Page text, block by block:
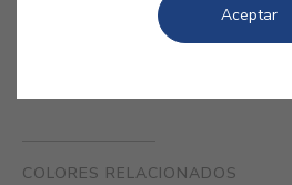
COLORES RELACIONADOS
Aceptar